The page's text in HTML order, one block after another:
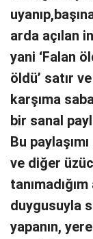
arda açılan
yani ‘Falan
öldü’ satır
karşıma
bir sanal
Bu
ve diğer
duygusuyla
yapanın,